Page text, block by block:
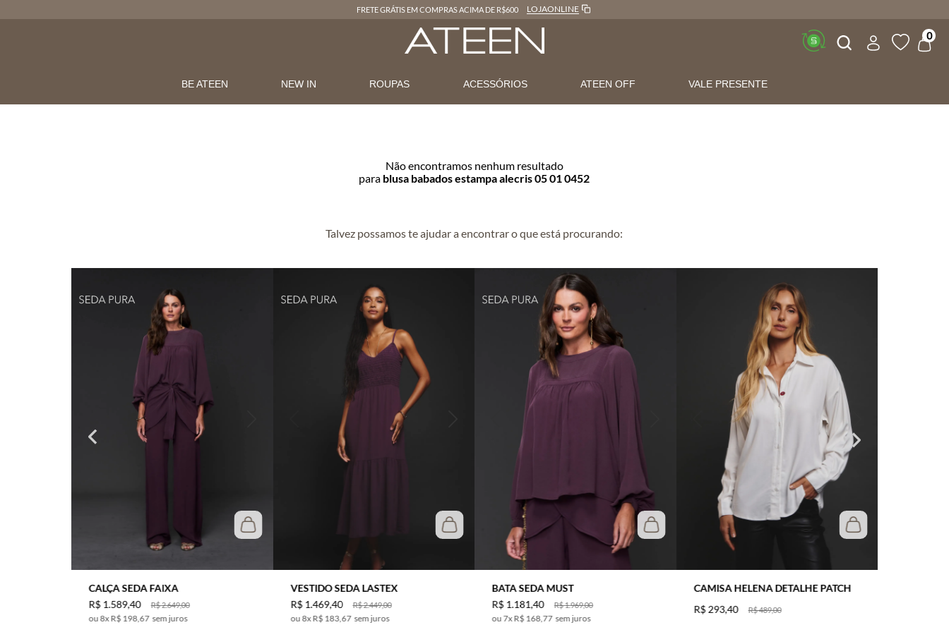
FRETE GRÁTIS EM COMPRAS ACIMA DE R$600 LOJAONLINE
Buscar 0
BE ATEEN NEW IN ROUPAS ACESSÓRIOS ATEEN OFF VALE PRESENTE
Não encontramos nenhum resultado
para blusa babados estampa alecris 05 01 0452
Talvez possamos te ajudar a encontrar o que está procurando:
CALÇA SEDA FAIXA
R$2.649,00
R$1.589,40
8xR$ 198,67 sem juros
VESTIDO SEDA LASTEX
R$2.449,00
R$ 1.469,40
8xR$ 183,67 sem juros
BATA SEDA MUST
R$1.969,00
R$1.181,40
7xR$ 168,77 sem juros
CAMISA HELENA DETALHE PATCH
R$489,00
R$ 293,40